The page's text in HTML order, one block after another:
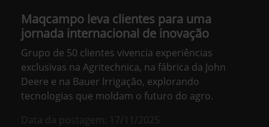
Maqcampo leva clientes para uma
jornada internacional de inovação
Grupo de 50 clientes vivencia experiências
exclusivas na Agritechnica, na fábrica da John
Deere e na Bauer Irrigação, explorando
tecnologias que moldam o futuro do agro.
Data da postagem: 17/11/2025